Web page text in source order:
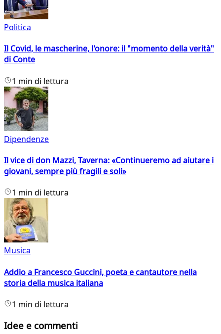
Politica
Il Covid, le mascherine, l'onore: il "momento della verità"
di Conte
1 min di lettura
Dipendenze
Il vice di don Mazzi, Taverna: «Continueremo ad aiutare i
giovani, sempre più fragili e soli»
1 min di lettura
Musica
Addio a Francesco Guccini, poeta e cantautore nella
storia della musica italiana
1 min di lettura
Idee e commenti